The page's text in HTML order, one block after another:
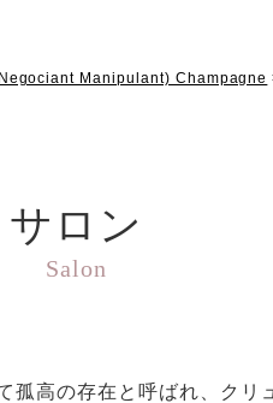
Manipulant) Champagne
サロン
Salon
高の存在と呼ばれ、クリ